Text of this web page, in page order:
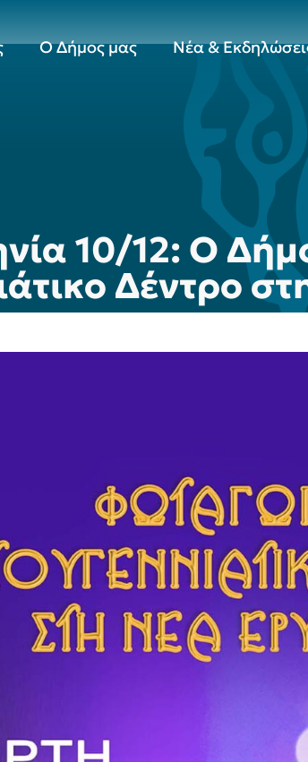
Ο Δήμος μας Νέα &
10/12: Ο
Δέντρο